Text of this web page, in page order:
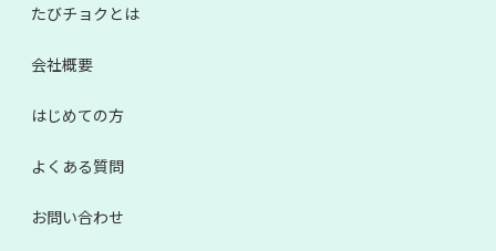
たびチョクとは
会社概要
はじめての方
よくある質問
お問い合わせ